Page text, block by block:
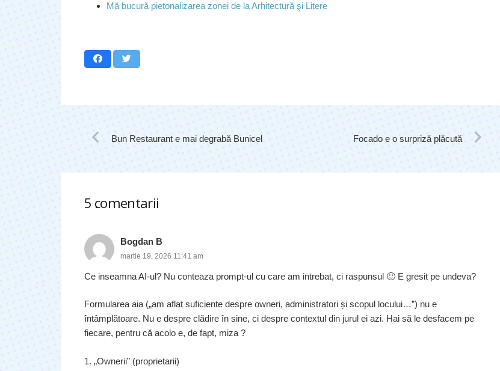
Mă bucură pietonalizarea zonei de la Arhitectură şi Litere
Bun Restaurant e mai degrabă Bunicel Focado e o surpriză plăcută
5 comentarii
.
Bogdan B
martie 19, 2026 11:41 am
Ce inseamna AI-ul? Nu conteaza prompt-ul cu care am intrebat, ci raspunsul 🙂 E gresit pe undeva?
Formularea aia („am aflat suficiente despre owneri, administratori și scopul locului…”) nu e
întâmplătoare. Nu e despre clădire în sine, ci despre contextul din jurul ei azi. Hai să le desfacem pe
fiecare, pentru că acolo e, de fapt, miza ?
1. „Ownerii” (proprietarii)